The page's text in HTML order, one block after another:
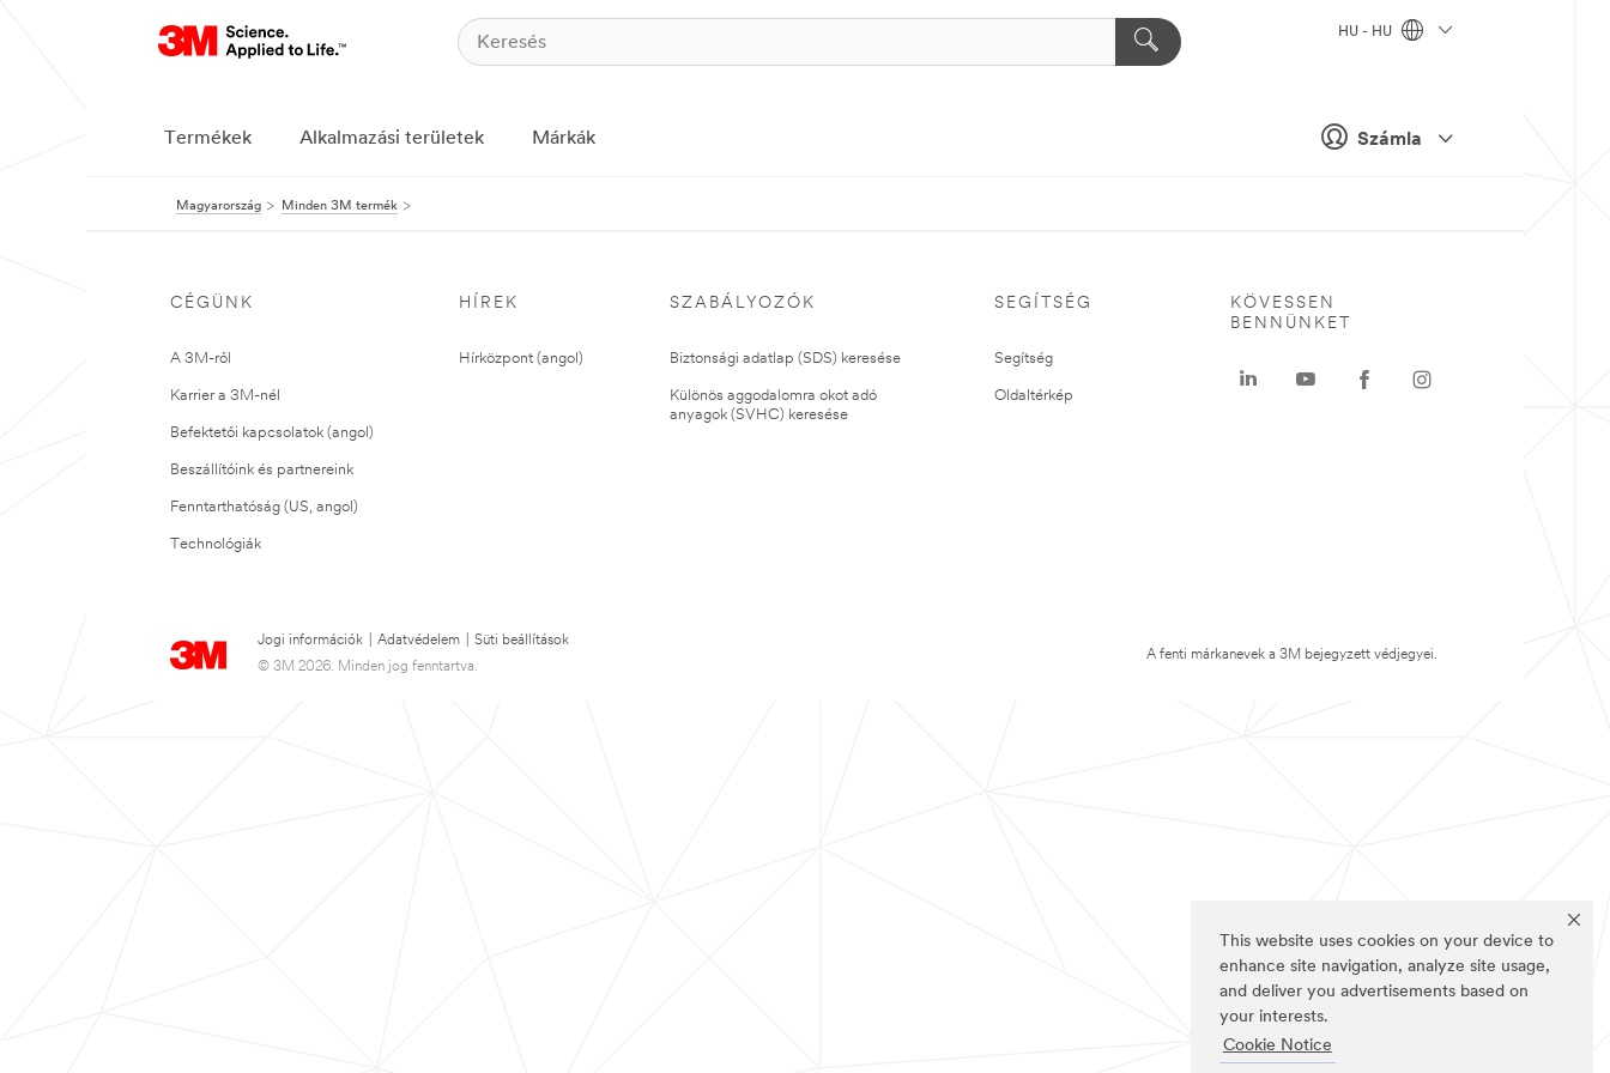
This website uses cookies on your device to
enhance site navigation, analyze site usage,
and deliver you advertisements based on
your interests.
Cookie Notice
Számla
HU - HU
Termékek Alkalmazási területek Márkák
Magyarország Minden 3M termék
CÉGÜNK
A 3M-ről
Karrier a 3M-nél
Befektetői kapcsolatok (angol)
Beszállítóink és partnereink
Fenntarthatóság (US, angol)
Technológiák
HÍREK
Hírközpont (angol)
SZABÁLYOZÓK
Biztonsági adatlap (SDS) keresése
Különös aggodalomra okot adó
anyagok (SVHC) keresése
SEGÍTSÉG
Segítség
Oldaltérkép
Jogi információk Adatvédelem
Süti beállítások
© 3M 2026. Minden jog fenntartva.
KÖVESSEN
BENNÜNKET
A fenti márkanevek a 3M bejegyzett védjegyei.